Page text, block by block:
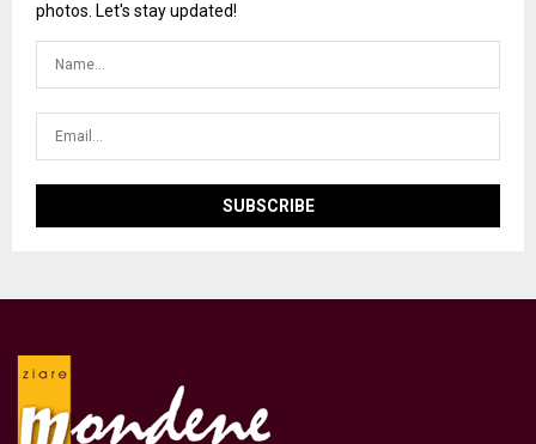
photos. Let's stay updated!